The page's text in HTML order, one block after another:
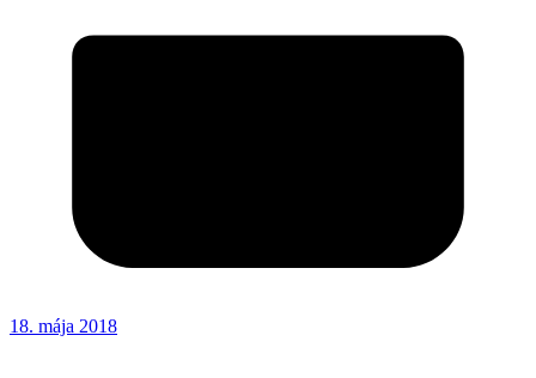
18. mája 2018